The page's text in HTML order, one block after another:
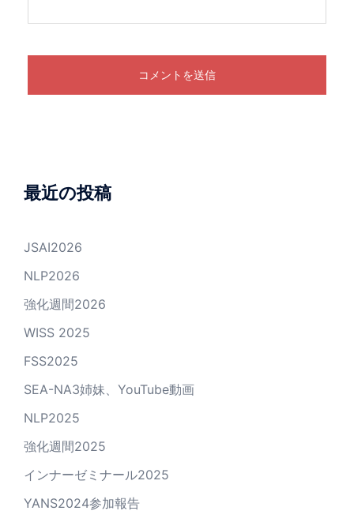
最近の投稿
JSAI2026
NLP2026
強化週間2026
WISS 2025
FSS2025
SEA-NA3姉妹、YouTube動画
NLP2025
強化週間2025
インナーゼミナール2025
YANS2024参加報告